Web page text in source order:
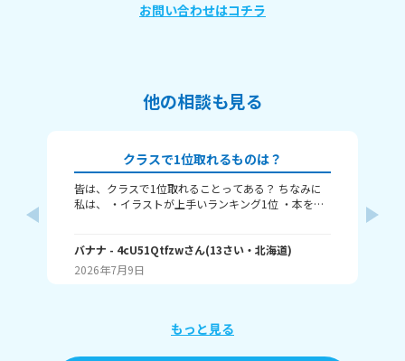
お問い合わせはコチラ
他の相談も見る
クラスで1位取れるものは？
皆は、クラスで1位取れることってある？ ちなみに
私は、 ・イラストが上手いランキング1位 ・本を読
ングで1位取れる？ 書いてくれたら嬉しいです！ じ
ゃね。
バナナ - 4cU51Qtfzwさん(13さい・ 北海道)
2026年7月9日
もっと見る